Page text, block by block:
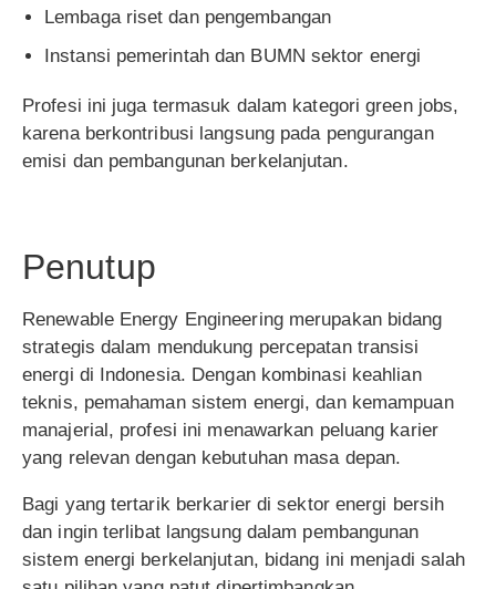
Lembaga riset dan pengembangan
Instansi pemerintah dan BUMN sektor energi
Profesi ini juga termasuk dalam kategori green jobs,
karena berkontribusi langsung pada pengurangan
emisi dan pembangunan berkelanjutan.
Penutup
Renewable Energy Engineering merupakan bidang
strategis dalam mendukung percepatan transisi
energi di Indonesia. Dengan kombinasi keahlian
teknis, pemahaman sistem energi, dan kemampuan
manajerial, profesi ini menawarkan peluang karier
yang relevan dengan kebutuhan masa depan.
Bagi yang tertarik berkarier di sektor energi bersih
dan ingin terlibat langsung dalam pembangunan
sistem energi berkelanjutan, bidang ini menjadi salah